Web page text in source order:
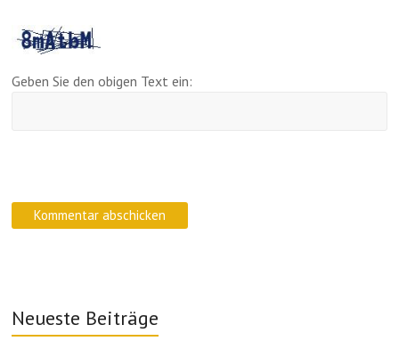
Geben Sie den obigen Text ein:
Neueste Beiträge